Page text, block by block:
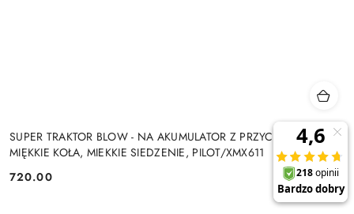
SUPER TRAKTOR BLOW - NA AKUMULATOR Z PRZYCZEPĄ,
MIĘKKIE KOŁA, MIEKKIE SIEDZENIE, PILOT/XMX611
Cena:
720.00